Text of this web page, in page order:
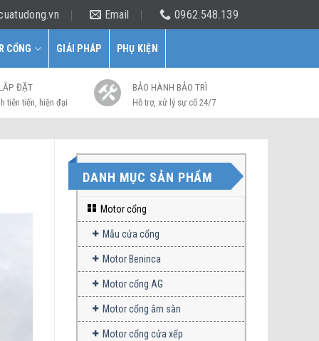
Email 0962.548.139
CỔNG GIẢI PHÁP PHỤ KIỆN
ĐẶT
tiên tiến, hiện đại
BẢO HÀNH BẢO TRÌ
Hỗ trợ, xử lý sự cố 24/7
DANH MỤC SẢN PHẨM
Motor cổng
Mẫu cửa cổng
Motor Beninca
Motor cổng AG
Motor cổng âm sàn
Motor cổng cửa xếp